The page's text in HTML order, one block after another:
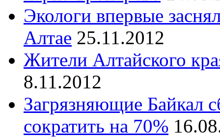
Экологи впервые
Алтае 25.11.2012
Жители Алтайского
8.11.2012
Загрязняющие Байкал
сократить на 70%